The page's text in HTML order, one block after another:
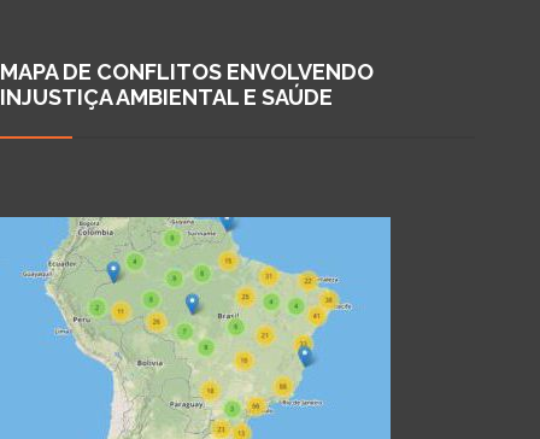
MAPA DE CONFLITOS ENVOLVENDO
INJUSTIÇA AMBIENTAL E SAÚDE